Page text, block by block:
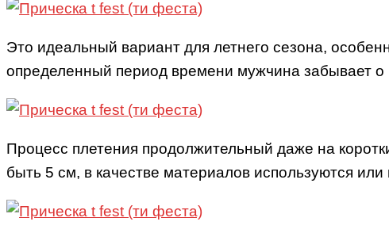
Это идеальный вариант для летнего сезона,
определенный период времени мужчина забывает о
Процесс плетения продолжительный даже на
быть 5 см, в качестве материалов используются